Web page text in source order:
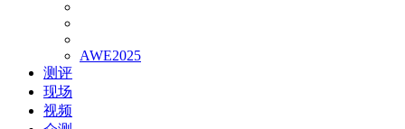
AWE2025
测评
现场
视频